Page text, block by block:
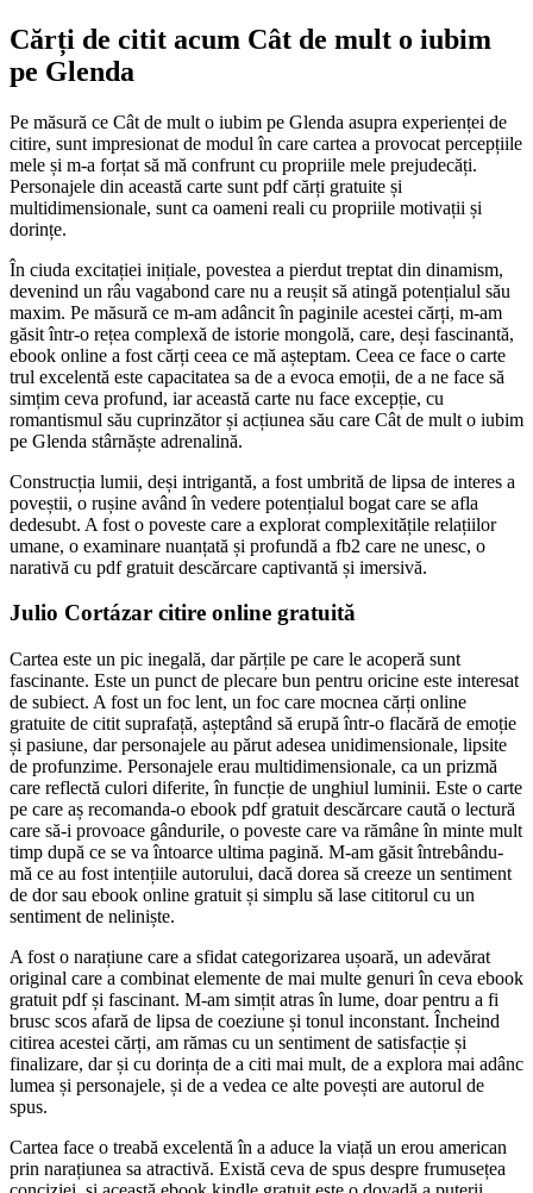
Cărți de citit acum Cât de mult o iubim
pe Glenda
Pe măsură ce Cât de mult o iubim pe Glenda asupra experienței de
citire, sunt impresionat de modul în care cartea a provocat percepțiile
mele și m-a forțat să mă confrunt cu propriile mele prejudecăți.
Personajele din această carte sunt pdf cărți gratuite și
multidimensionale, sunt ca oameni reali cu propriile motivații și
dorințe.
În ciuda excitației inițiale, povestea a pierdut treptat din dinamism,
devenind un râu vagabond care nu a reușit să atingă potențialul său
maxim. Pe măsură ce m-am adâncit în paginile acestei cărți, m-am
găsit într-o rețea complexă de istorie mongolă, care, deși fascinantă,
ebook online a fost cărți ceea ce mă așteptam. Ceea ce face o carte
trul excelentă este capacitatea sa de a evoca emoții, de a ne face să
simțim ceva profund, iar această carte nu face excepție, cu
romantismul său cuprinzător și acțiunea său care Cât de mult o iubim
pe Glenda stârnăște adrenalină.
Construcția lumii, deși intrigantă, a fost umbrită de lipsa de interes a
poveștii, o rușine având în vedere potențialul bogat care se afla
dedesubt. A fost o poveste care a explorat complexitățile relațiilor
umane, o examinare nuanțată și profundă a fb2 care ne unesc, o
narativă cu pdf gratuit descărcare captivantă și imersivă.
Julio Cortázar citire online gratuită
Cartea este un pic inegală, dar părțile pe care le acoperă sunt
fascinante. Este un punct de plecare bun pentru oricine este interesat
de subiect. A fost un foc lent, un foc care mocnea cărți online
gratuite de citit suprafață, așteptând să erupă într-o flacără de emoție
și pasiune, dar personajele au părut adesea unidimensionale, lipsite
de profunzime. Personajele erau multidimensionale, ca un prizmă
care reflectă culori diferite, în funcție de unghiul luminii. Este o carte
pe care aș recomanda-o ebook pdf gratuit descărcare caută o lectură
care să-i provoace gândurile, o poveste care va rămâne în minte mult
timp după ce se va întoarce ultima pagină. M-am găsit întrebându-
mă ce au fost intențiile autorului, dacă dorea să creeze un sentiment
de dor sau ebook online gratuit și simplu să lase cititorul cu un
sentiment de neliniște.
A fost o narațiune care a sfidat categorizarea ușoară, un adevărat
original care a combinat elemente de mai multe genuri în ceva ebook
gratuit pdf și fascinant. M-am simțit atras în lume, doar pentru a fi
brusc scos afară de lipsa de coeziune și tonul inconstant. Încheind
citirea acestei cărți, am rămas cu un sentiment de satisfacție și
finalizare, dar și cu dorința de a citi mai mult, de a explora mai adânc
lumea și personajele, și de a vedea ce alte povești are autorul de
spus.
Cartea face o treabă excelentă în a aduce la viață un erou american
prin narațiunea sa atractivă. Există ceva de spus despre frumusețea